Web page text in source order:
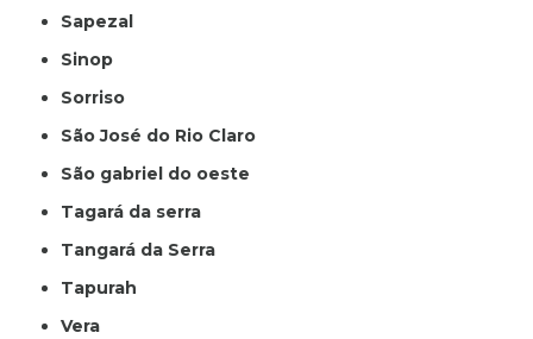
Sapezal
Sinop
Sorriso
São José do Rio Claro
São gabriel do oeste
Tagará da serra
Tangará da Serra
Tapurah
Vera